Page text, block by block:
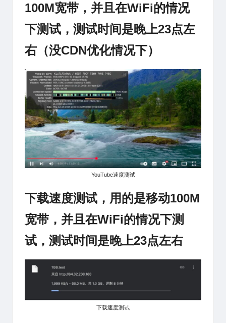
100M宽带，并且在WiFi的情况
下测试，测试时间是晚上23点左
右（没CDN优化情况下）
YouTube速度测试
下载速度测试， 用的是移动100M
宽带，并且在WiFi的情况下测
试，测试时间是晚上23点左右
下载速度测试